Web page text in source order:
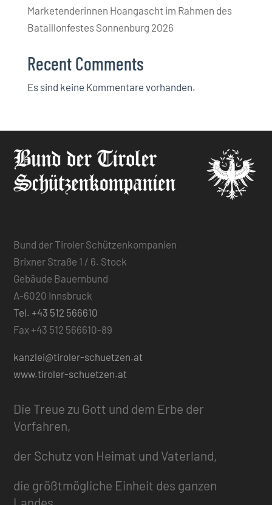
Marketenderinnen Hoangascht im Rahmen des
Bataillonfestes Sonnenburg 2026
Recent Comments
Es sind keine Kommentare vorhanden.
Bund der Tiroler Schützenkompanien
Brixner Straße 1 / 6. Stock
Gebäude Bauernbund
A-6020 Innsbruck
Tel. +43 512 566610
Fax +43 512 566610-89
kanzlei@tiroler-schuetzen.at
www.tiroler-schuetzen.at
Die Treue zu Gott und dem Erbe der
Vorfahren,
der Schutz von Heimat und Vaterland,
die größtmögliche Einheit des ganzen